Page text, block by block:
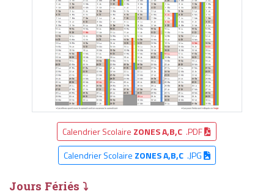
Calendrier Scolaire ZONES A,B,C .PDF
Calendrier Scolaire ZONES A,B,C.JPG
Jours Fériés ⤵